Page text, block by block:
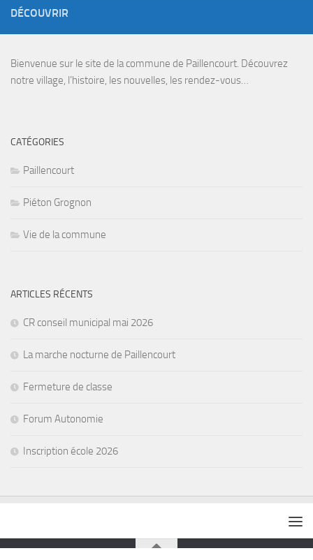
DÉCOUVRIR
Bienvenue sur le site de la commune de Paillencourt. Découvrez
notre village, l’histoire, les nouvelles, les rendez-vous…
CATÉGORIES
Paillencourt
Piéton Grognon
Vie de la commune
ARTICLES RÉCENTS
CR conseil municipal mai 2026
La marche nocturne de Paillencourt
Fermeture de classe
Forum Autonomie
Inscription école 2026